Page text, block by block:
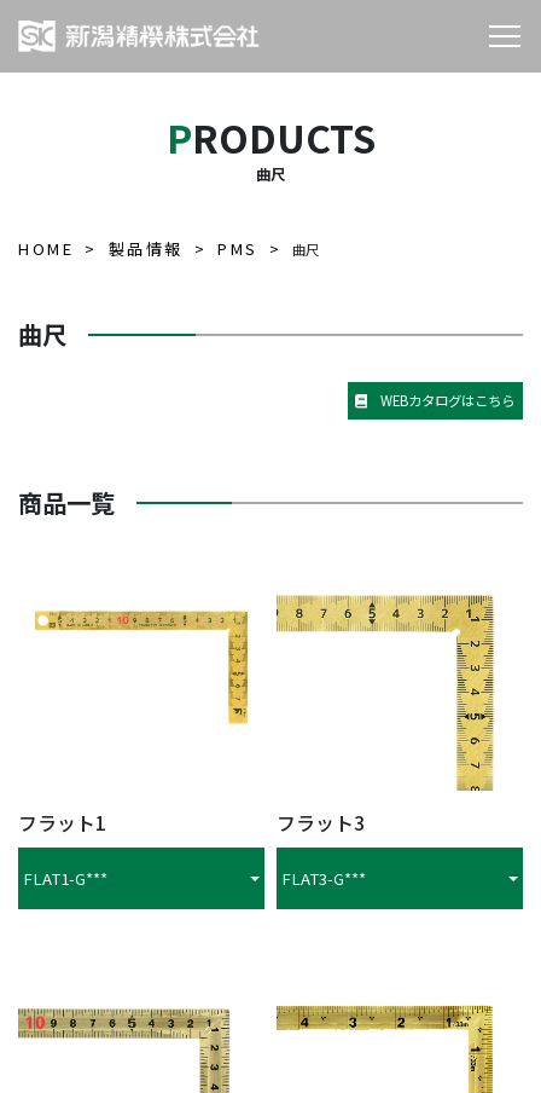
PRODUCTS
曲尺
HOME 製品情報 PMS 曲尺
曲尺
WEBカタログはこちら
商品一覧
フラット1
FLAT1-G***
フラット3
FLAT3-G***